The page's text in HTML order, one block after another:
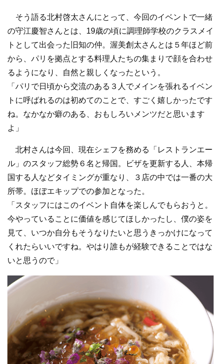
そう語る北村啓太さんにとって、今回のイベントで一緒
の守江慶智さんとは、19歳の頃に調理師学校のクラスメイ
トとして出会った旧知の仲。渥美創太さんとは５年ほど前
から、パリを拠点とする料理人たちの集まりで顔を合わせ
るようになり、自然と親しくなったという。
「パリで日頃から交流のある３人でメインを張れるイベン
トに呼ばれるのは初めてのことで、すごく嬉しかったです
ね。なかなか癖のある、おもしろいメンツだと思います
よ」
北村さんは今回、現在シェフを務める「レストランエー
ル」のスタッフ総勢６名と帰国。ビザを更新する人、本帰
国する人などタイミングが重なり、３店の中では一番の大
所帯。ほぼエキップでの参加となった。
「スタッフにはこのイベント自体を楽しんでもらおうと。
今やっていることに価値を感じてほしかったし、僕の姿を
見て、いつか自分もそうなりたいと思うきっかけになって
くれたらいいですね。やはり誰もが経験できることではな
いと思うので」